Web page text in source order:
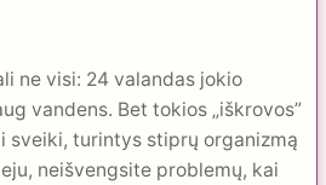
ne visi: 24 valandas jokio
vandens. Bet tokios „iškrovos”
sveiki, turintys stiprų organizmą
neišvengsite problemų, kai